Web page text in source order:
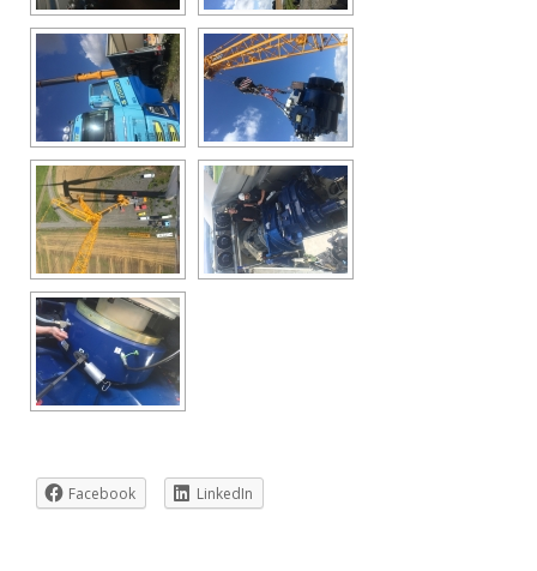
Facebook LinkedIn